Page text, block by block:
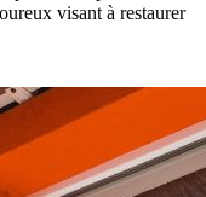
visant à restaurer